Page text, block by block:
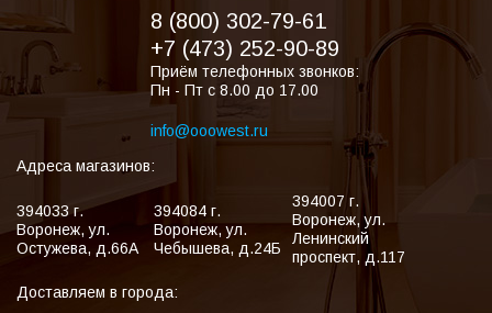
8 (800) 302-79-61
+7 (473) 252-90-89
Приём телефонных звонков:
Пн - Пт с 8.00 до 17.00
info@ooowest.ru
Адреса магазинов:
394033 г.
Воронеж,ул.
Остужева, д.66А
394084 г.
Воронеж,ул.
Чебышева, д.24Б
394007 г.
Воронеж,ул.
Ленинский
проспект, д.117
Доставляем в города: